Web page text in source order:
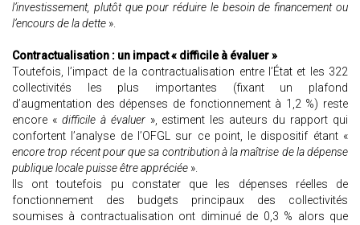
l’investissement, plutôt que pour réduire le besoin de financement ou
l’encours de la dette ».
Contractualisation : un impact « difficile à évaluer »
Toutefois, l’impact de la contractualisation entre l’État et les 322
collectivités les plus importantes (fixant un plafond
d’augmentation des dépenses de fonctionnement à 1,2 %) reste
encore « difficile à évaluer», estiment les auteurs du rapport qui
confortent l’analyse de l’OFGL sur ce point, le dispositif étant «
encore trop récent pour que sa contribution à la maîtrise de la dépense
publique locale puisse être appréciée ».
Ils ont toutefois pu constater que les dépenses réelles de
fonctionnement des budgets principaux des collectivités
soumises à contractualisation ont diminué de 0,3 % alors que